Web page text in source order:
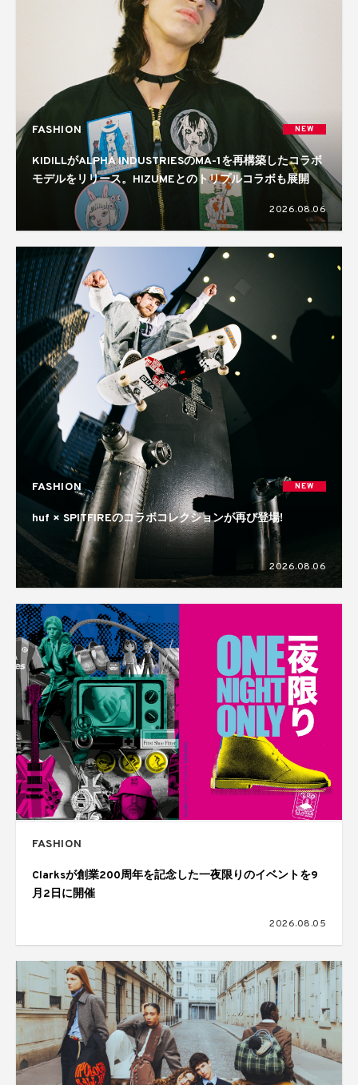
FASHION NEW
KIDILLがALPHA INDUSTRIESのMA-1を再構築したコラボ
モデルをリリース。HIZUMEとのトリプルコラボも展開
2026.08.06
FASHION NEW
huf × SPITFIREのコラボコレクションが再び登場!
2026.08.06
FASHION
Clarksが創業200周年を記念した一夜限りのイベントを9
月2日に開催
2026.08.05